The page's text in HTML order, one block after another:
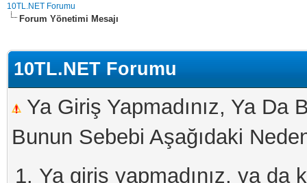
10TL.NET Forumu
Forum Yönetimi Mesajı
10TL.NET Forumu
Ya Giriş Yapmadınız, Ya
Bunun Sebebi Aşağıdaki
Ya giriş yapmadınız, ya da